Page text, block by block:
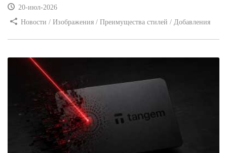
20-июл-2026
Новости / Изображения / Преимущества стилей / Добавления